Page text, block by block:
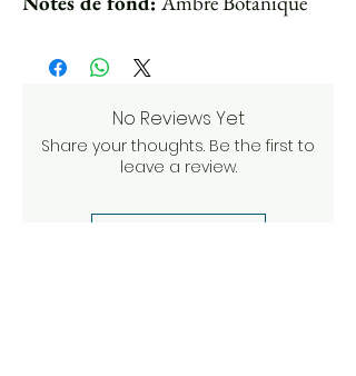
No Reviews Yet
Share your thoughts. Be the first to
leave a review.